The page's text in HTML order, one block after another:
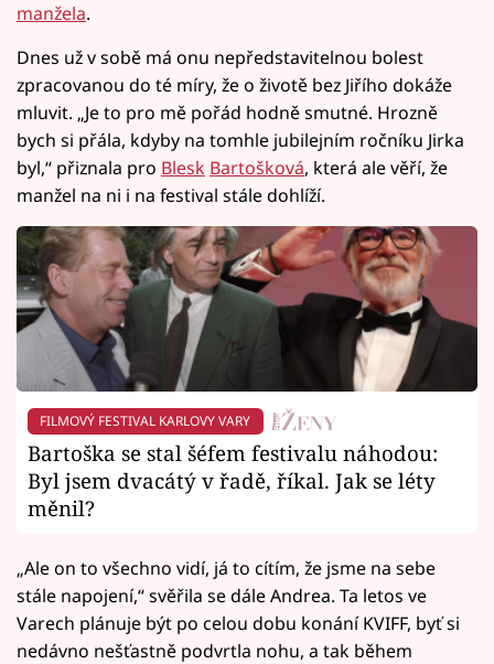
manžela.
Dnes už v sobě má onu nepředstavitelnou bolest
zpracovanou do té míry, že o životě bez Jiřího dokáže
mluvit. „Je to pro mě pořád hodně smutné. Hrozně
bych si přála, kdyby na tomhle jubilejním ročníku Jirka
byl,“ přiznala pro Blesk Bartošková, která ale věří, že
manžel na ni i na festival stále dohlíží.
FILMOVÝ FESTIVAL KARLOVY VARY
Bartoška se stal šéfem festivalu náhodou:
Byl jsem dvacátý v řadě, říkal. Jak se léty
měnil?
„Ale on to všechno vidí, já to cítím, že jsme na sebe
stále napojení,“ svěřila se dále Andrea. Ta letos ve
Varech plánuje být po celou dobu konání KVIFF, byť si
nedávno nešťastně podvrtla nohu, a tak během